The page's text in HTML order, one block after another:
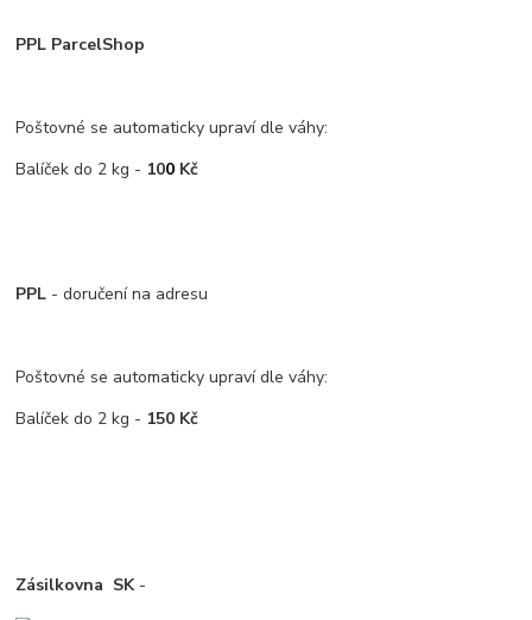
PPL ParcelShop
Poštovné se automaticky upraví dle váhy:
Balíček do 2 kg - 100 Kč
PPL - doručení na adresu
Poštovné se automaticky upraví dle váhy:
Balíček do 2 kg - 150 Kč
Zásilkovna SK -